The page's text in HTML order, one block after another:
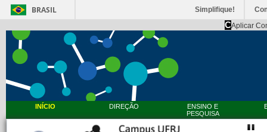
BRASIL Simplifique!
CAplicar
INÍCIO DIREÇÃO
ENSINO E
PESQUISA